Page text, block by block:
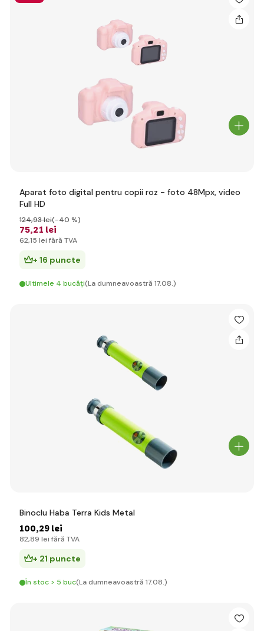
Aparat foto digital pentru copii roz - foto 48Mpx, video
Full HD
75,21 lei
124,93 lei(-40 %)
62,15 lei fără TVA
+ 16 puncte
Ultimele 4 bucăți(La dumneavoastră 17.08.)
Binoclu Haba Terra Kids Metal
100,29 lei
82,89 lei fără TVA
+ 21 puncte
În stoc > 5 buc(La dumneavoastră 17.08.)